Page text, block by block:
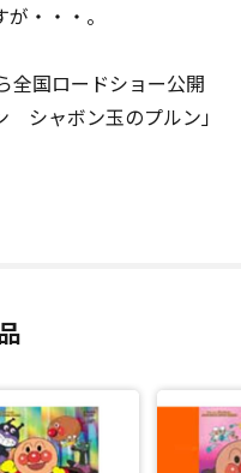
・・・。
国ロードショー公開
シャボン玉のプルン」